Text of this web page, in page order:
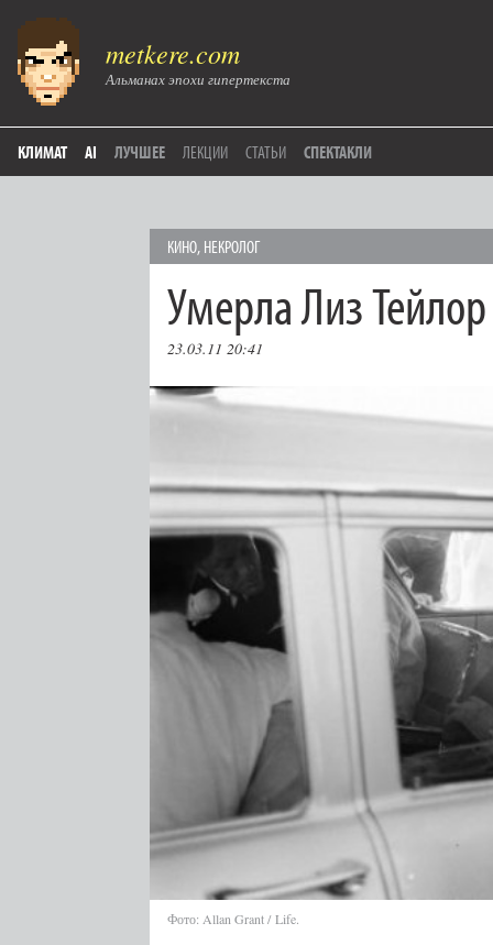
metkere.com
Альманах эпохи гипертекста
КЛИМАТ AI ЛУЧШЕЕ ЛЕКЦИИ СТАТЬИ СПЕКТАКЛИ
КИНО, НЕКРОЛОГ
Умерла Лиз Тейлор
23.03.11 20:41
Фото: Allan Grant / Life.